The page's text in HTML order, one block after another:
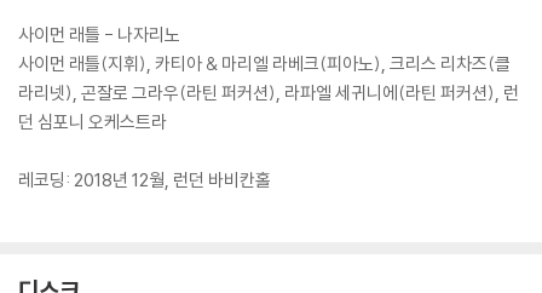
사이먼 래틀 - 나자리노
사이먼 래틀(지휘), 카티아 & 마리엘 라베크(피아노), 크리스 리차즈(클
라리넷), 곤잘로 그라우(라틴 퍼커션), 라파엘 세귀니에(라틴 퍼커션), 런
던 심포니 오케스트라
레코딩: 2018년 12월, 런던 바비칸홀